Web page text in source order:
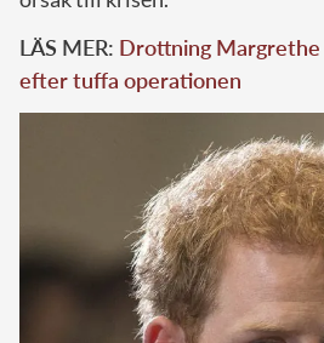
LÄS MER: Drottning Margrethe
efter tuffa operationen